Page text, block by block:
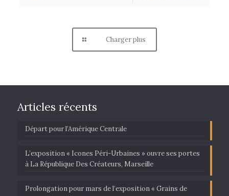
Charger plus
Articles récents
Départ pour l’Amérique Centrale
L’exposition « Icones Péri-Urbaines » ouvre ses portes
à La République Des Créateurs, Marseille
Prolongation pour mars de l’exposition « Grains de